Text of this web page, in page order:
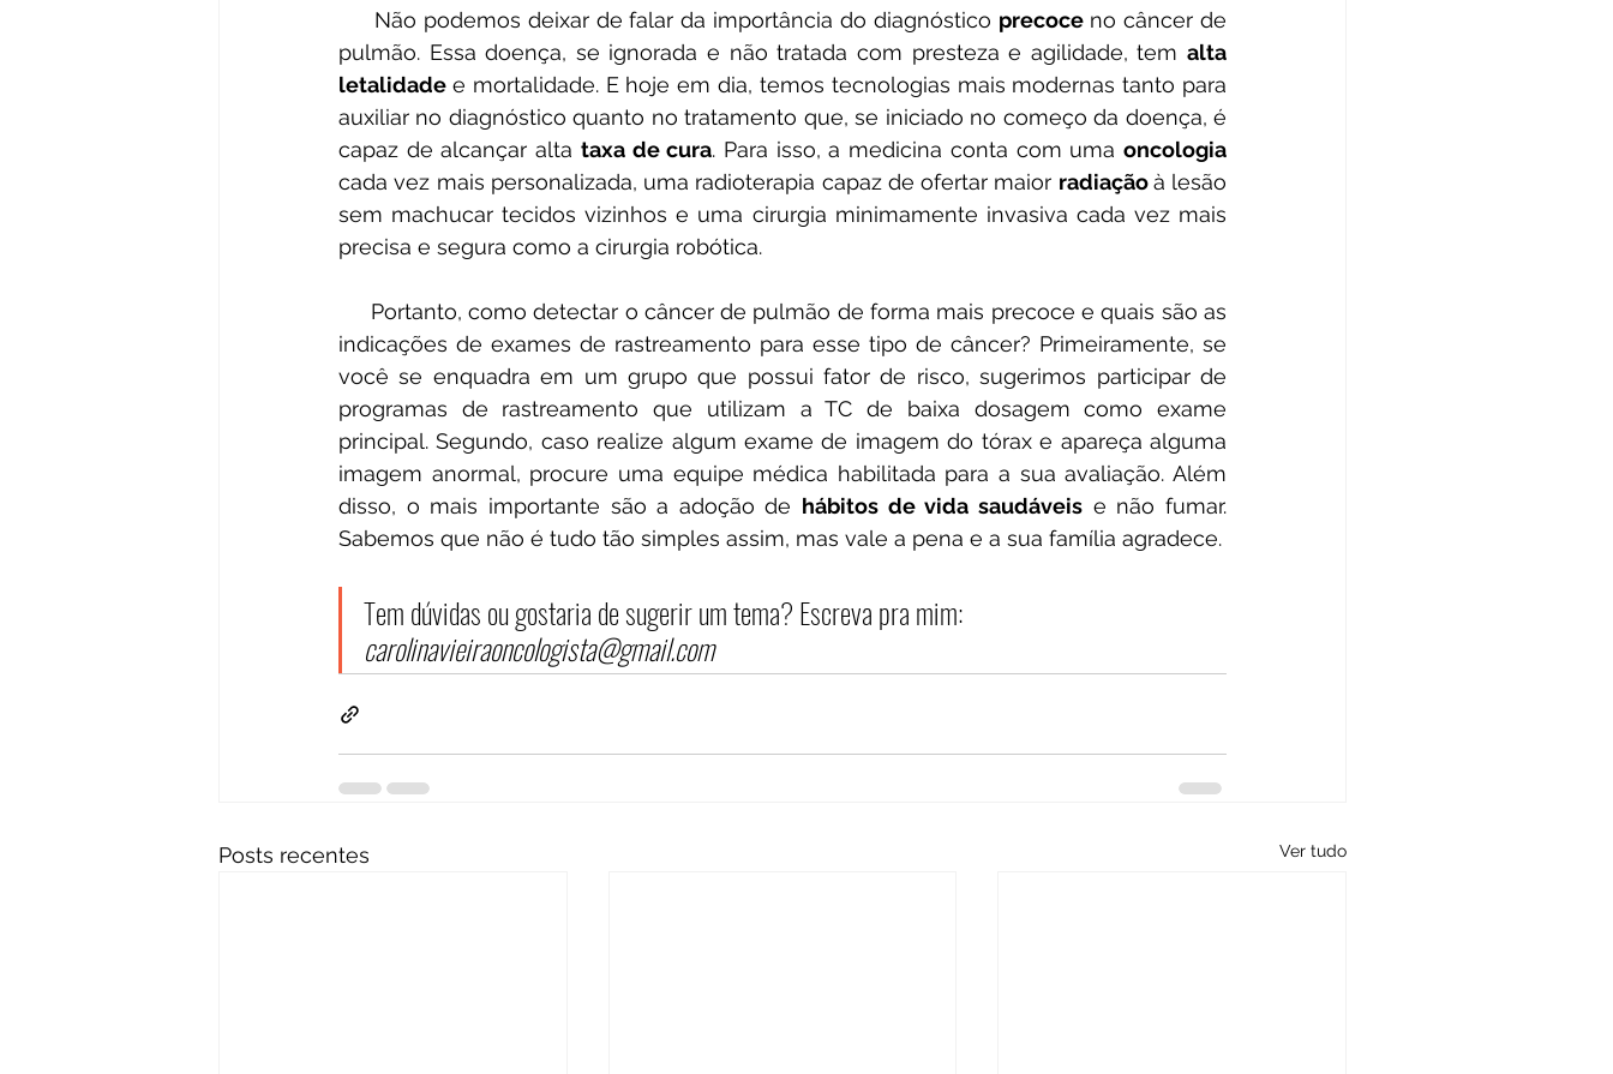
     Não podemos deixar de falar da importância do diagnóstico
precoce no câncer de
pulmão. Essa doença, se ignorada e não tratada com presteza e agilidade, tem alta
letalidade e mortalidade. E hoje em dia, temos tecnologias mais modernas tanto para
auxiliar no diagnóstico quanto no tratamento que, se iniciado no começo da doença, é
capaz de alcançar alta taxa de cura. Para isso, a medicina conta com uma
cada vez mais personalizada, uma radioterapia capaz de ofertar maior radiação à lesão
sem machucar tecidos vizinhos e uma cirurgia minimamente invasiva cada vez mais
precisa e segura como a cirurgia robótica.
indicações de exames de rastreamento para esse tipo de câncer? Primeiramente, se
você se enquadra em um grupo que possui fator de risco, sugerimos participar de
programas de rastreamento que utilizam a TC de baixa dosagem como exame
principal. Segundo, caso realize algum exame de imagem do tórax e apareça alguma
imagem anormal, procure uma equipe médica habilitada para a sua avaliação. Além
disso, o mais importante são a adoção de hábitos de vida saudáveis e não fumar.
Sabemos que não é tudo tão simples assim, mas vale a pena e a sua família agradece.
Tem dúvidas ou gostaria de sugerir um tema? Escreva pra mim:
carolinavieiraoncologista@gmail.com
Posts recentes Ver tudo